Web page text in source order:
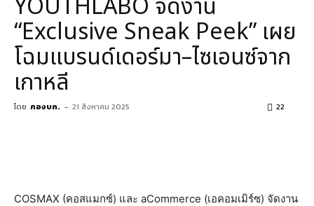
YOUTHLABO จัดงาน
“Exclusive Sneak Peek” เผย
โฉมแบรนด์เดอร์มา–ไซเอนซ์จาก
เกาหลี
โดย กองบก. - 21 สิงหาคม 2025 22
COSMAX (คอสแมกซ์) และ aCommerce (เอคอมเมิร์ซ) จัดงาน